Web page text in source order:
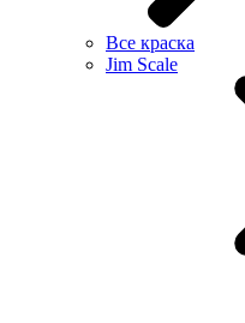
Все краска
Jim Scale